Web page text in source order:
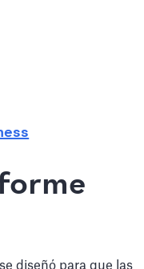
diseñó para que las